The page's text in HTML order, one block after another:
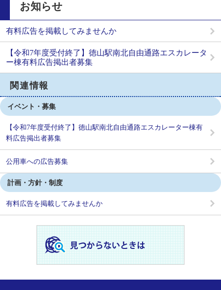
お知らせ
有料広告を掲載してみませんか
【令和7年度受付終了】徳山駅南北自由通路エスカレータ
ー棟有料広告掲出者募集
関連情報
イベント・募集
【令和7年度受付終了】徳山駅南北自由通路エスカレーター棟有
料広告掲出者募集
公用車への広告募集
計画・方針・制度
有料広告を掲載してみませんか